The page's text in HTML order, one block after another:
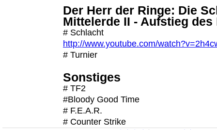
Der Herr der Ringe: Die
Mittelerde II - Aufstieg
# Schlacht
http://www.youtube.com/
# Turnier
Sonstiges
# TF2
#Bloody Good Time
# F.E.A.R.
# Counter Strike